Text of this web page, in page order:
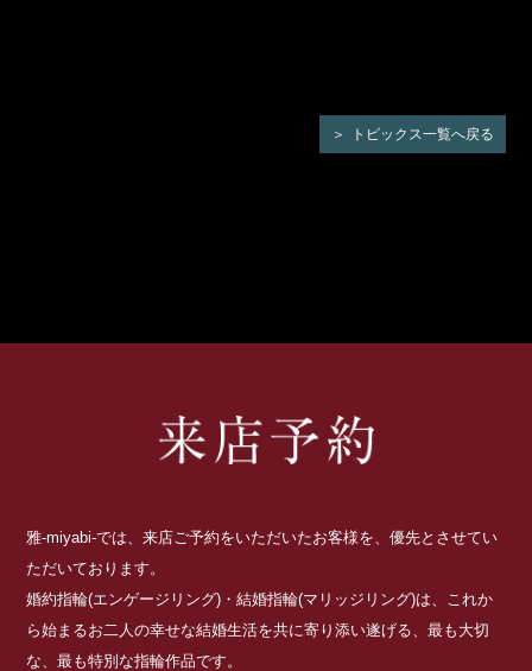
トピックス一覧へ戻る
雅-miyabi-では、来店ご予約をいただいたお客様を、優先とさせてい
ただいております。
婚約指輪(エンゲージリング)・結婚指輪(マリッジリング)は、これか
ら始まるお二人の幸せな結婚生活を共に寄り添い遂げる、最も大切
な、最も特別な指輪作品です。